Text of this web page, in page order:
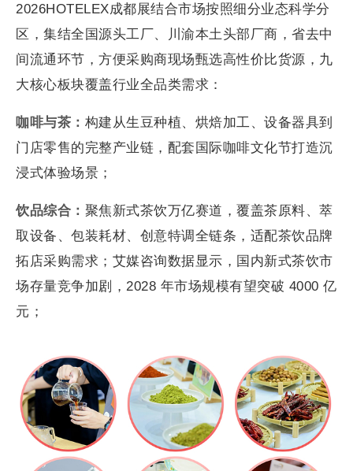
2026HOTELEX成都展结合市场按照细分业态科学分
区，集结全国源头工厂、川渝本土头部厂商，省去中
间流通环节，方便采购商现场甄选高性价比货源，九
大核心板块覆盖行业全品类需求：
咖啡与茶： 构建从生豆种植、烘焙加工、设备器具到
门店零售的完整产业链，配套国际咖啡文化节打造沉
浸式体验场景；
饮品综合： 聚焦新式茶饮万亿赛道，覆盖茶原料、萃
取设备、包装耗材、创意特调全链条，适配茶饮品牌
拓店采购需求；艾媒咨询数据显示，国内新式茶饮市
场存量竞争加剧，2028 年市场规模有望突破 4000 亿
元；